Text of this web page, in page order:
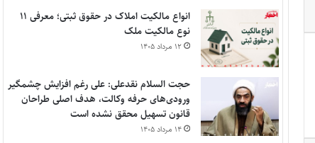
انواع مالکیت املاک در حقوق ثبتی؛ معرفی ۱۱
نوع مالکیت ملک
۱۲ مرداد ۱۴۰۵
حجت السلام نقدعلی: علی رغم افزایش چشمگیر
ورودی‌های حرفه وکالت، هدف اصلی طراحان
قانون تسهیل محقق نشده است
۱۴ مرداد ۱۴۰۵